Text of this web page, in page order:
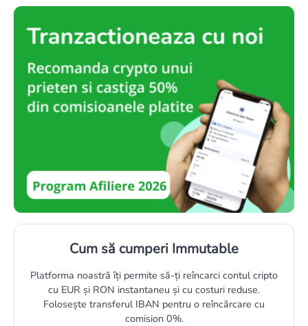
Cum să cumperi Immutable
Platforma noastră îți permite să-ți reîncarci contul cripto
cu EUR și RON instantaneu și cu costuri reduse.
Folosește transferul IBAN pentru o reîncărcare cu
comision 0%.